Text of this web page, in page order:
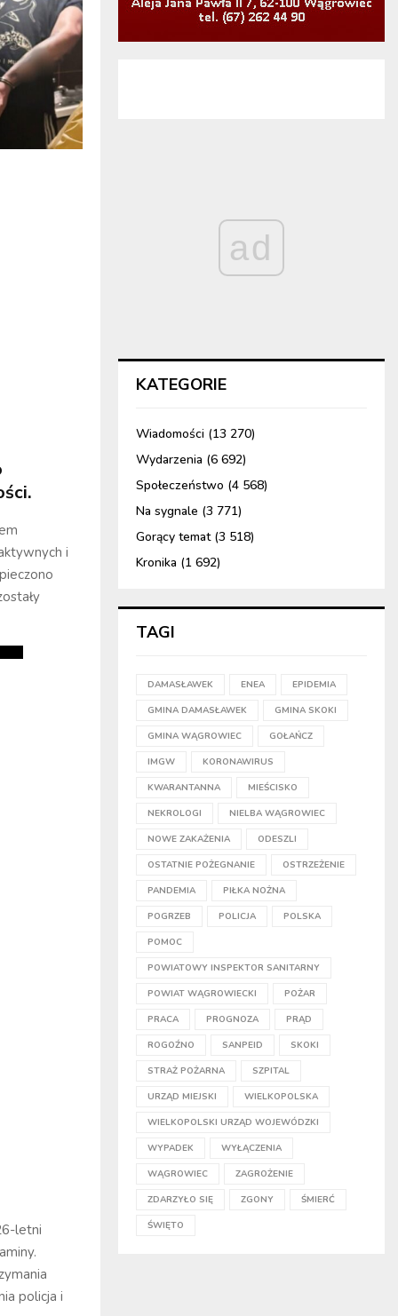
i
letni
policja i
ad
KATEGORIE
Wiadomości (13 270)
Wydarzenia (6 692)
Społeczeństwo (4 568)
Na sygnale (3 771)
Gorący temat(3 518)
Kronika (1 692)
TAGI
DAMASŁAWEK ENEA EPIDEMIA
GMINA DAMASŁAWEK GMINA SKOKI
GMINA WĄGROWIEC GOŁAŃCZ
IMGW KORONAWIRUS
KWARANTANNA MIEŚCISKO
NEKROLOGI NIELBA WĄGROWIEC
NOWE ZAKAŻENIA ODESZLI
OSTATNIE POŻEGNANIE OSTRZEŻENIE
PANDEMIA PIŁKA NOŻNA
POGRZEB POLICJA POLSKA
POMOC
POWIATOWY INSPEKTOR SANITARNY
POWIAT WĄGROWIECKI POŻAR
PRACA PROGNOZA PRĄD
ROGOŹNO SANPEID SKOKI
STRAŻ POŻARNA SZPITAL
URZĄD MIEJSKI WIELKOPOLSKA
WIELKOPOLSKI URZĄD WOJEWÓDZKI
WYPADEK WYŁĄCZENIA
WĄGROWIEC ZAGROŻENIE
ZDARZYŁO SIĘ ZGONY ŚMIERĆ
ŚWIĘTO